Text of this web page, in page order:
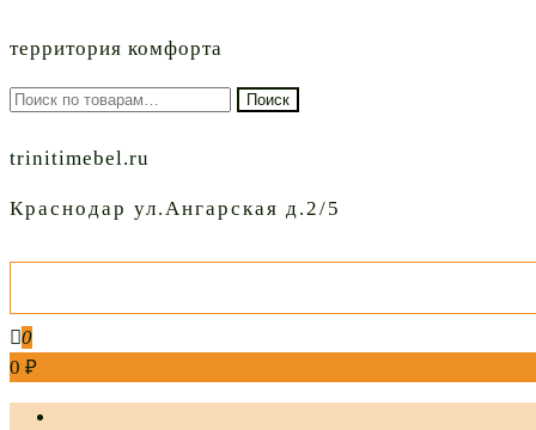
территория комфорта
Искать: Поиск
trinitimebel.ru
Краснодар ул.Ангарская д.2/5
0
0 ₽